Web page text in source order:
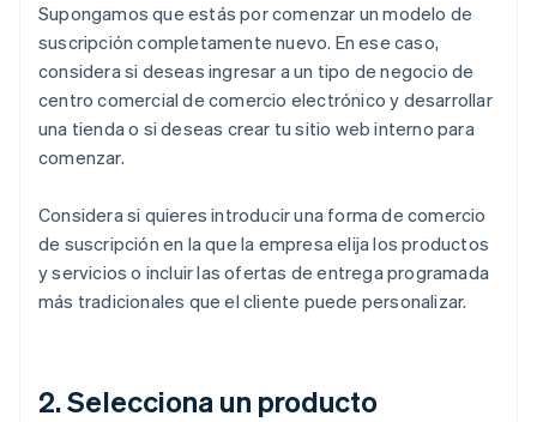
Supongamos que estás por comenzar un modelo de
suscripción completamente nuevo. En ese caso,
considera si deseas ingresar a un tipo de negocio de
centro comercial de comercio electrónico y desarrollar
una tienda o si deseas crear tu sitio web interno para
comenzar.
Considera si quieres introducir una forma de comercio
de suscripción en la que la empresa elija los productos
y servicios o incluir las ofertas de entrega programada
más tradicionales que el cliente puede personalizar.
2. Selecciona un producto